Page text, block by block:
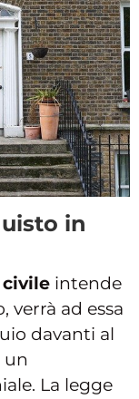
in
civile intende
verrà ad essa
davanti al
un
La legge